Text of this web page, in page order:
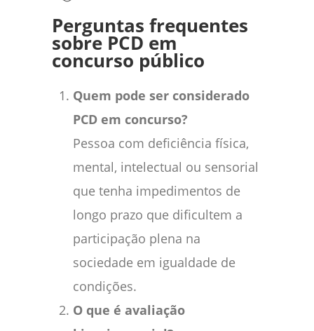
Perguntas frequentes
sobre PCD em
concurso público
Quem pode ser considerado
PCD em concurso?
Pessoa com deficiência física,
mental, intelectual ou sensorial
que tenha impedimentos de
longo prazo que dificultem a
participação plena na
sociedade em igualdade de
condições.
O que é avaliação